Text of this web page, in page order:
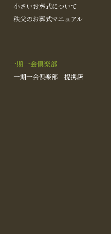
小さいお葬式について
秩父のお葬式マニュアル
一期一会倶楽部
一期一会倶楽部 提携店